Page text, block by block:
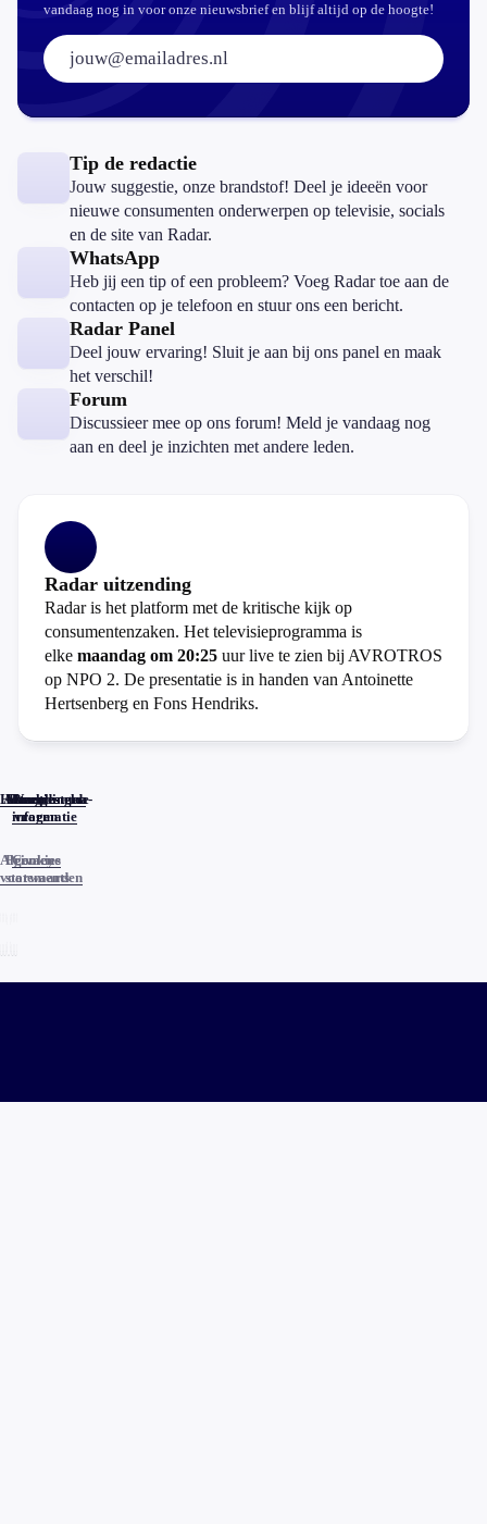
vandaag nog in voor onze nieuwsbrief en blijf altijd op de hoogte!
E-mailadres:
Tip de redactie
Jouw suggestie, onze brandstof! Deel je ideeën voor
nieuwe consumenten onderwerpen op televisie, socials
en de site van Radar.
WhatsApp
Heb jij een tip of een probleem? Voeg Radar toe aan de
contacten op je telefoon en stuur ons een bericht.
Radar Panel
Deel jouw ervaring! Sluit je aan bij ons panel en maak
het verschil!
Forum
Discussieer mee op ons forum! Meld je vandaag nog
aan en deel je inzichten met andere leden.
Radar uitzending
Radar is het platform met de kritische kijk op
consumentenzaken. Het televisieprogramma is
elke maandag om 20:25 uur live te zien bij AVROTROS
op NPO 2. De presentatie is in handen van Antoinette
Hertsenberg en Fons Hendriks.
Home
Actueel
Uitzendingen
Reacties
Programma-
informatie
Veelgestelde
vragen
Algemene
voorwaarden
Privacy
statements
Cookies